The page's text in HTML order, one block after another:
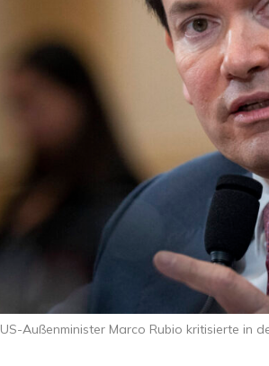
US-Außenminister Marco Rubio kritisierte in